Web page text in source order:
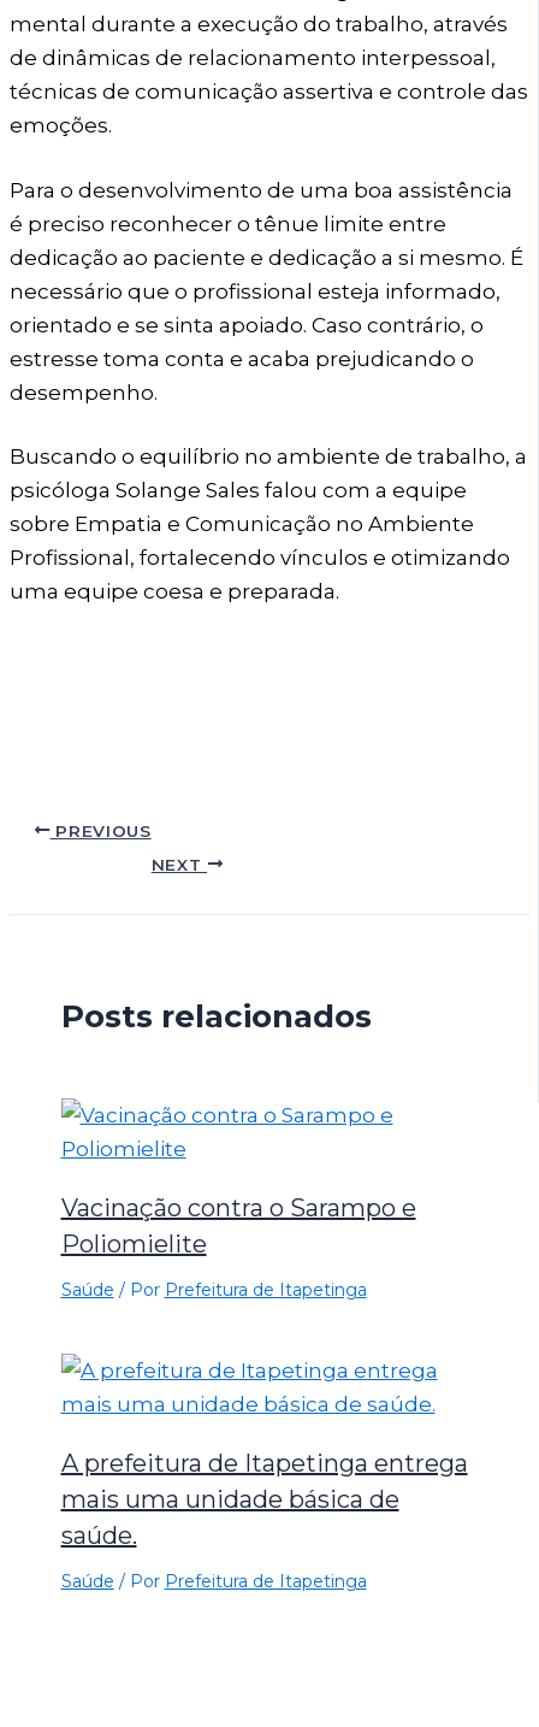
mental durante a execução do trabalho, através
de dinâmicas de relacionamento interpessoal,
técnicas de comunicação assertiva e controle das
emoções.
Para o desenvolvimento de uma boa assistência
é preciso reconhecer o tênue limite entre
dedicação ao paciente e dedicação a si mesmo. É
necessário que o profissional esteja informado,
orientado e se sinta apoiado. Caso contrário, o
estresse toma conta e acaba prejudicando o
desempenho.
Buscando o equilíbrio no ambiente de trabalho, a
psicóloga Solange Sales falou com a equipe
sobre Empatia e Comunicação no Ambiente
Profissional, fortalecendo vínculos e otimizando
uma equipe coesa e preparada.
PREVIOUS
NEXT
Posts relacionados
Vacinação contra o Sarampo e
Poliomielite
Saúde / Por Prefeitura de Itapetinga
A prefeitura de Itapetinga entrega
mais uma unidade básica de
saúde.
Saúde / Por Prefeitura de Itapetinga